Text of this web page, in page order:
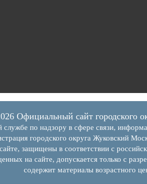
Официальный сайт городского
по надзору в сфере связи,
городского округа Жуковский
защищены в соответствии с
на сайте, допускается только с
содержит материалы возрастного